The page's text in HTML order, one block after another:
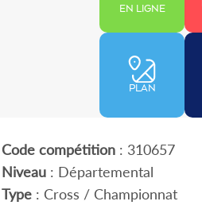
EN LIGNE
PLAN
Code compétition: 310657
Niveau: Départemental
Type: Cross / Championnat